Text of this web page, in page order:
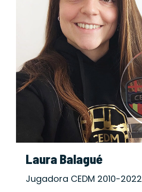
Laura Balagué
Jugadora CEDM 2010-2022